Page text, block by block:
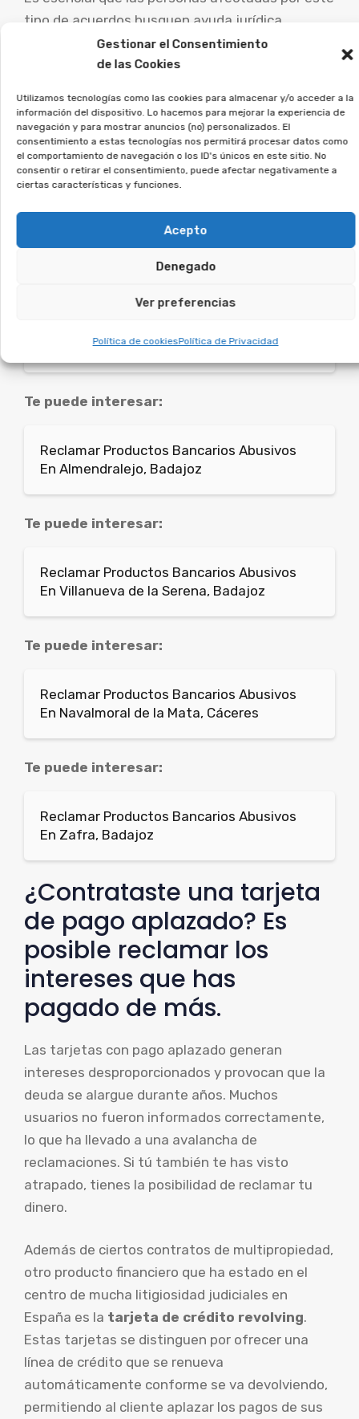
Gestionar el Consentimiento
de las Cookies
Utilizamos tecnologías como las cookies para almacenar y/o acceder a la
información del dispositivo. Lo hacemos para mejorar la experiencia de
navegación y para mostrar anuncios (no) personalizados. El
consentimiento a estas tecnologías nos permitirá procesar datos como
el comportamiento de navegación o los ID's únicos en este sitio. No
consentir o retirar el consentimiento, puede afectar negativamente a
ciertas características y funciones.
Acepto
Denegado
Ver preferencias
Política de cookiesPolítica de Privacidad
tipo de acuerdos busquen ayuda jurídica
experta para examinar su caso particular y
explorar las posibilidades de demanda.
En Afeban asesoramos a
quienes firmaron este tipo de
contratos a reclamar lo que les
corresponde.
Si crees que puedes estar afectado, regístrate
sin compromiso, y veremos si puedes reclamar.
En Don Benito, Badajoz
Te puede interesar:
Reclamar Productos Bancarios Abusivos
En Almendralejo, Badajoz
Te puede interesar:
Reclamar Productos Bancarios Abusivos
En Villanueva de la Serena, Badajoz
Te puede interesar:
Reclamar Productos Bancarios Abusivos
En Navalmoral de la Mata, Cáceres
Te puede interesar:
Reclamar Productos Bancarios Abusivos
En Zafra, Badajoz
¿Contrataste una tarjeta
de pago aplazado? Es
posible reclamar los
intereses que has
pagado de más.
Las tarjetas con pago aplazado generan
intereses desproporcionados y provocan que la
deuda se alargue durante años. Muchos
usuarios no fueron informados correctamente,
lo que ha llevado a una avalancha de
reclamaciones. Si tú también te has visto
atrapado, tienes la posibilidad de reclamar tu
dinero.
Además de ciertos contratos de multipropiedad,
otro producto financiero que ha estado en el
centro de mucha litigiosidad judiciales en
España es la tarjeta de crédito revolving.
Estas tarjetas se distinguen por ofrecer una
línea de crédito que se renueva
automáticamente conforme se va devolviendo,
permitiendo al cliente aplazar los pagos de sus